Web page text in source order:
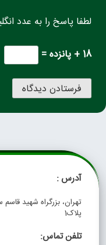
لطفا پاسخ را به عدد
18 + پانزده =
آدرس :
تهران، بزرگراه شهید
پلاک1
تلفن تماس: